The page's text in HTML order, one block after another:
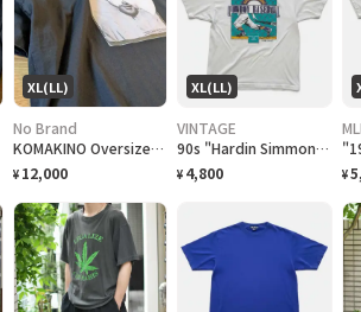
XL(LL)
No Brand
KOMAKINO Oversized T-Shirt
¥ 12,000
XL(LL)
VINTAGE
90s "Hardin Simmons University Cowboy Baseball" T-Shirt ハーディン シモンズ大学 カウボーイズベースボール Tシャツ [XL]
¥ 4,800 ¥